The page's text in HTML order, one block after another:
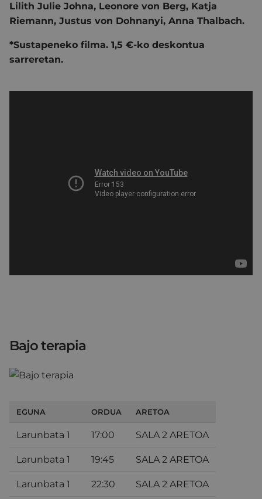
Lilith Julie Johna, Leonore von Berg, Katja
Riemann, Justus von Dohnanyi, Anna Thalbach.
*Sustapeneko filma. 1,5 €-ko deskontua
sarreretan.
Bajo terapia
EGUNA ORDUA ARETOA
Larunbata 1 17:00 SALA 2 ARETOA
Larunbata 1 19:45 SALA 2 ARETOA
Larunbata 1 22:30 SALA 2 ARETOA